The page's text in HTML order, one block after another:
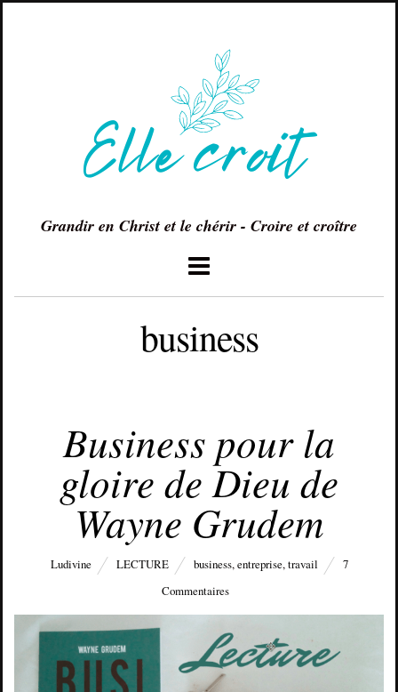
Grandir en Christ et le chérir - Croire et croître
business
Business pour la
gloire de Dieu de
Wayne Grudem
Ludivine LECTURE business,entreprise,travail
7
Commentaires